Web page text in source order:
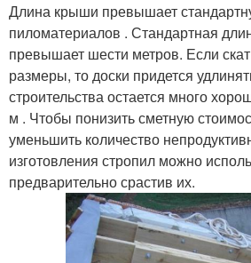
Длина крыши превышает
пиломатериалов . Стандартная
превышает шести метров. Если
размеры, то доски придется
строительства остается много
м . Чтобы понизить сметную
уменьшить количество
изготовления стропил можно
предварительно срастив их.